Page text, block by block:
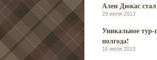
Ален Дюкас
29 июля 2013
Уникальное
полгода!
16 июля 2013